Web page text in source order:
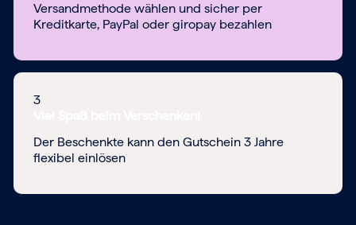
Versandmethode wählen und sicher per
Kreditkarte, PayPal oder giropay bezahlen
3
Der Beschenkte kann den Gutschein 3 Jahre
flexibel einlösen